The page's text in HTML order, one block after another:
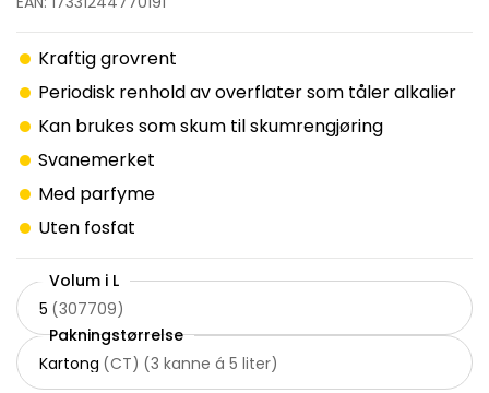
Kraftig grovrent
Periodisk renhold av overflater som tåler alkalier
Kan brukes som skum til skumrengjøring
Svanemerket
Med parfyme
Uten fosfat
Volum i L
5 (307709)
Pakningstørrelse
Kartong (CT) (3 kanne á 5 liter)